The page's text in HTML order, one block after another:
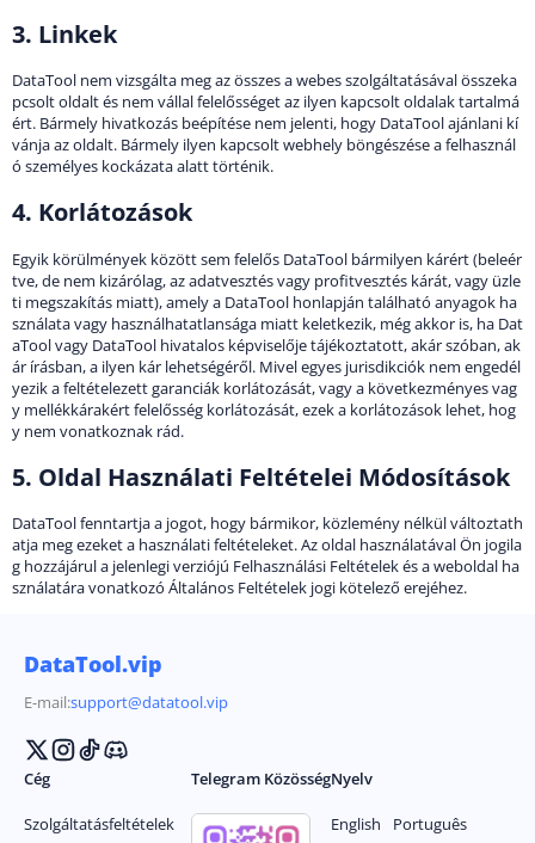
3. Linkek
DataTool nem vizsgálta meg az összes a webes szolgáltatásával összeka
pcsolt oldalt és nem vállal felelősséget az ilyen kapcsolt oldalak tartalmá
ért. Bármely hivatkozás beépítése nem jelenti, hogy DataTool ajánlani kí
vánja az oldalt. Bármely ilyen kapcsolt webhely böngészése a felhasznál
ó személyes kockázata alatt történik.
4. Korlátozások
Egyik körülmények között sem felelős DataTool bármilyen kárért (beleér
tve, de nem kizárólag, az adatvesztés vagy profitvesztés kárát, vagy üzle
ti megszakítás miatt), amely a DataTool honlapján található anyagok ha
sználata vagy használhatatlansága miatt keletkezik, még akkor is, ha Dat
aTool vagy DataTool hivatalos képviselője tájékoztatott, akár szóban, ak
ár írásban, a ilyen kár lehetségéről. Mivel egyes jurisdikciók nem engedél
yezik a feltételezett garanciák korlátozását, vagy a következményes vag
y mellékkárakért felelősség korlátozását, ezek a korlátozások lehet, hog
y nem vonatkoznak rád.
5. Oldal Használati Feltételei Módosítások
DataTool fenntartja a jogot, hogy bármikor, közlemény nélkül változtath
atja meg ezeket a használati feltételeket. Az oldal használatával Ön jogila
g hozzájárul a jelenlegi verziójú Felhasználási Feltételek és a weboldal ha
sználatára vonatkozó Általános Feltételek jogi kötelező erejéhez.
DataTool.vip
E-mail:support@datatool.vip
Cég
Szolgáltatásfeltételek
Telegram KözösségNyelv
English Português